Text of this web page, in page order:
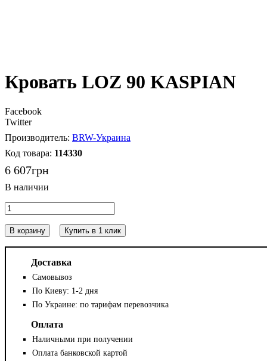
Кровать LOZ 90 KASPIAN
Facebook
Twitter
BRW-Украина
114330
6 607грн
В корзину Купить в 1 клик
Доставка
Самовывоз
По Киеву: 1-2 дня
По Украине: по тарифам перевозчика
Оплата
Наличными при получении
Оплата банковской картой